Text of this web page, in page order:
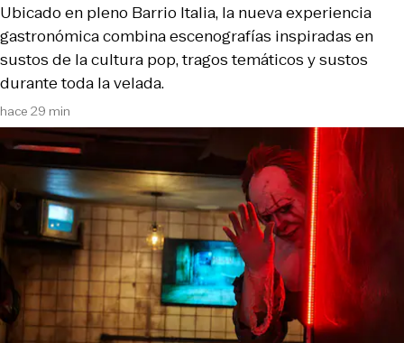
hace 29 min
Ubicado en pleno Barrio Italia, la nueva experiencia
gastronómica combina escenografías inspiradas en
sustos de la cultura pop, tragos temáticos y sustos
durante toda la velada.